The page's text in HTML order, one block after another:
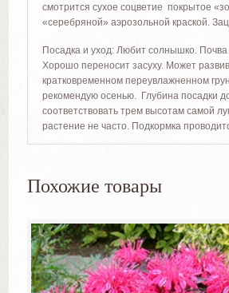
смотрится сухое соцветие покрытое
«серебряной» аэрозольной краской.
Посадка и уход: Любит солнышко. Почва
Хорошо переносит засуху. Может
кратковременном переувлажненном
рекомендую осенью. Глубина посадки
соответствовать трем высотам самой
растение не часто. Подкормка
Похожие товары